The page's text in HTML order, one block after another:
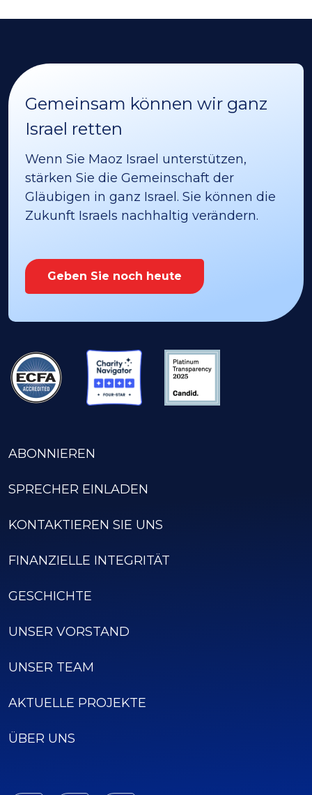
Gemeinsam können wir ganz
Israel retten
Wenn Sie Maoz Israel unterstützen,
stärken Sie die Gemeinschaft der
Gläubigen in ganz Israel. Sie können die
Zukunft Israels nachhaltig verändern.
Geben Sie noch heute
ABONNIEREN
SPRECHER EINLADEN
KONTAKTIEREN SIE UNS
FINANZIELLE INTEGRITÄT
GESCHICHTE
UNSER VORSTAND
UNSER TEAM
AKTUELLE PROJEKTE
ÜBER UNS